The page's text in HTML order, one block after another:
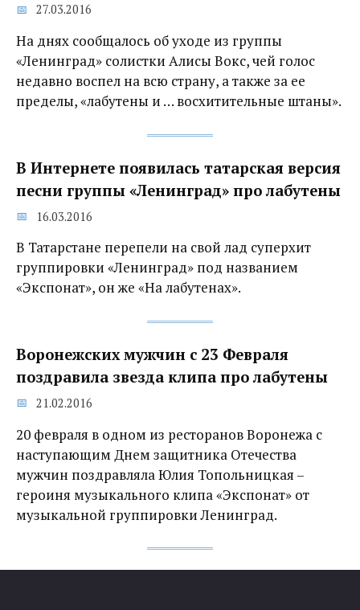
27.03.2016
На днях сообщалось об уходе из группы
«Ленинград» солистки Алисы Вокс, чей голос
недавно воспел на всю страну, а также за ее
пределы, «лабутены и … восхитительные штаны».
В Интернете появилась татарская версия
песни группы «Ленинград» про лабутены
16.03.2016
В Татарстане перепели на свой лад суперхит
группировки «Ленинград» под названием
«Экспонат», он же «На лабутенах».
Воронежских мужчин с 23 Февраля
поздравила звезда клипа про лабутены
21.02.2016
20 февраля в одном из ресторанов Воронежа с
наступающим Днем защитника Отечества
мужчин поздравляла Юлия Топольницкая –
героиня музыкального клипа «Экспонат» от
музыкальной группировки Ленинград.